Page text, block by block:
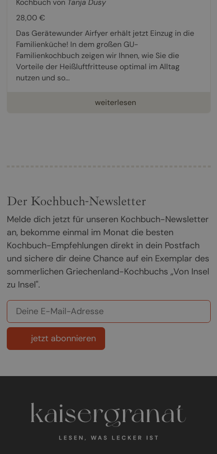
Kochbuch von Tanja Dusy
28,00 €
Das Gerätewunder Airfyer erhält jetzt Einzug in die
Familienküche! In dem großen GU-
Familienkochbuch zeigen wir Ihnen, wie Sie die
Vorteile der Heißluftfritteuse optimal im Alltag
nutzen und so...
weiterlesen
Der Kochbuch-Newsletter
Melde dich jetzt für unseren Kochbuch-Newsletter
an, bekomme einmal im Monat die besten
Kochbuch-Empfehlungen direkt in dein Postfach
und sichere dir deine Chance auf ein Exemplar des
sommerlichen Griechenland-Kochbuchs „Von Insel
zu Insel".
jetzt abonnieren